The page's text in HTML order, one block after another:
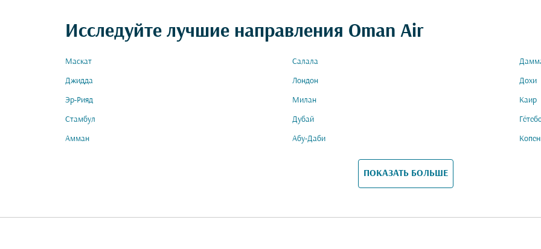
Исследуйте лучшие направления Oman Air
Маскат Салала
Джидда Лондон Дохи
Эр-Рияд Милан Каир
Стамбул Дубай
Амман Абу-Даби
ПОКАЗАТЬ БОЛЬШЕ